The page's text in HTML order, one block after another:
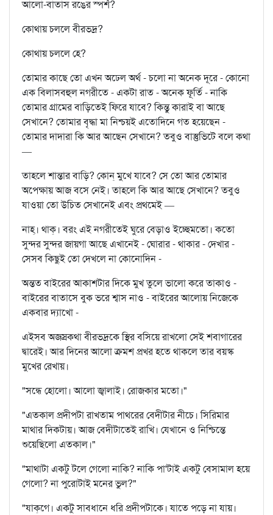
আলো-বাতাস রঙের স্পর্শ?
কোথায় চললে বীরভদ্র?
কোথায় চললে হে?
তোমার কাছে তো এখন অঢেল অর্থ - চলো না অনেক দূরে - কোনো
এক বিলাসবহুল নগরীতে - একটা রাত - অনেক ফূর্তি - নাকি
তোমার গ্রামের বাড়িতেই ফিরে যাবে? কিন্তু কারাই বা আছে
সেখানে? তোমার বৃদ্ধা মা নিশ্চয়ই এতোদিনে গত হয়েছেন -
তোমার দাদারা কি আর আছেন সেখানে? তবুও বাস্তুভিটে বলে কথা
—
তাহলে শান্তার বাড়ি? কোন্‌ মুখে যাবে? সে তো আর তোমার
অপেক্ষায় আজ বসে নেই। তাহলে কি আর আছে সেখানে? তবুও
যাওয়া তো উচিত সেখানেই এবং প্রথমেই —
নাহ্‌। থাক্‌। বরং এই নগরীতেই ঘুরে বেড়াও ইচ্ছেমতো। কতো
সুন্দর সুন্দর জায়গা আছে এখানেই - ঘোরার - থাকার - দেখার -
সেসব কিছুই তো দেখলে না কোনোদিন -
অন্তত বাইরের আকাশটার দিকে মুখ তুলে ভালো করে তাকাও -
বাইরের বাতাসে বুক ভরে শ্বাস নাও - বাইরের আলোয় নিজেকে
একবার দ্যাখো -
এইসব অজস্রকথা বীরভদ্রকে স্থির বসিয়ে রাখলো সেই শবাগারের
দ্বারেই। আর দিনের আলো ক্রমশ প্রখর হতে থাকলে তার বয়স্ক
মুখের রেখায়।
"সন্ধে হোলো। আলো জ্বালাই। রোজকার মতো।"
"এতকাল প্রদীপটা রাখতাম পাথরের বেদীটার নীচে। সিরিমার
মাথার দিকটায়। আজ বেদীটাতেই রাখি। যেখানে ও নিশ্চিন্তে
শুয়েছিলো এতকাল।"
"মাথাটা একটু টলে গেলো নাকি? নাকি পা'টাই একটু বেসামাল হয়ে
গেলো? না পুরোটাই মনের ভুল?"
"যাক্‌গে। একটু সাবধানে ধরি প্রদীপটাকে। যাতে পড়ে না যায়।